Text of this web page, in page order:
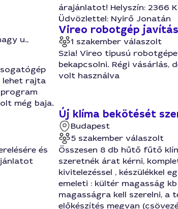
árajánlatot! Helyszín: 2366
Üdvözlettel: Nyirő Jonatán
u.,
lehet rajta
még baja.
Vireo robotgép javítás
1 szakember válaszolt
Szia! Vireo tipusú
bekapcsolni. Régi vásárlás,
volt használva
és
Új klíma bekötését
Budapest
5 szakember válaszolt
Összesen 8 db hűtő fűtő
szeretnék árat kérni,
kivitelezéssel , készülékkel
emeleti : kültér magasság
magasságra kell szerelni, a
előkészítés megvan